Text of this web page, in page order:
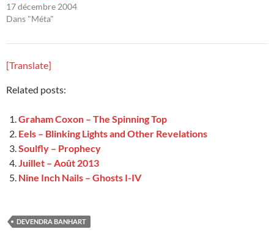
17 décembre 2004
Dans "Méta"
[Translate]
Related posts:
Graham Coxon – The Spinning Top
Eels – Blinking Lights and Other Revelations
Soulfly – Prophecy
Juillet – Août 2013
Nine Inch Nails – Ghosts I-IV
DEVENDRA BANHART